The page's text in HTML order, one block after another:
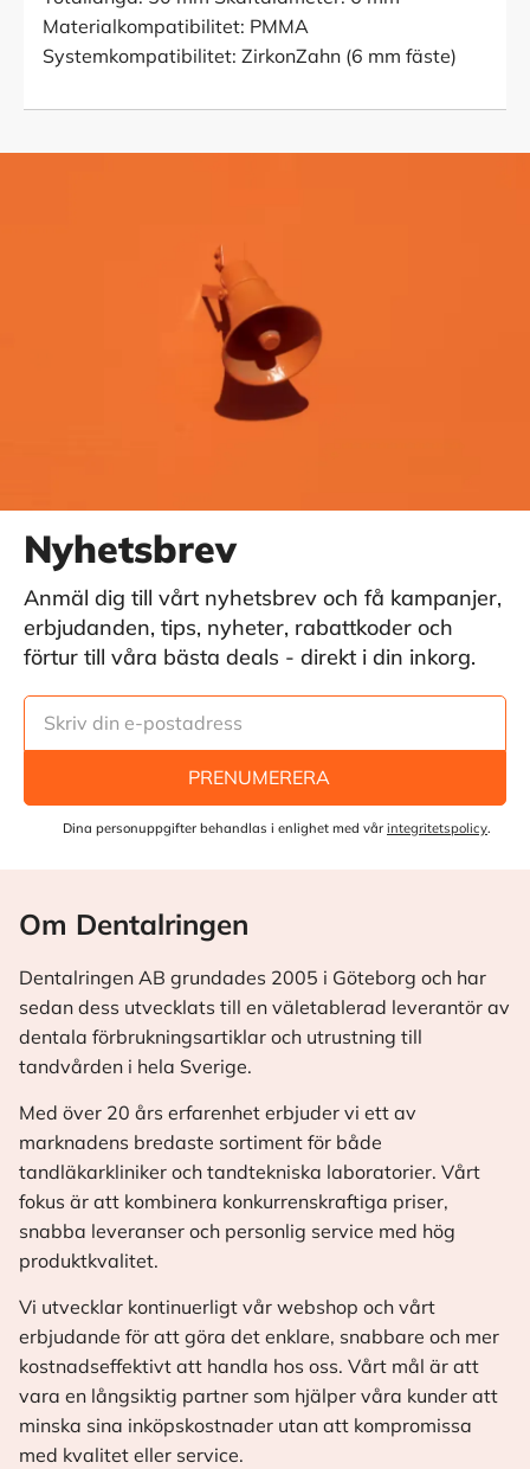
Materialkompatibilitet: PMMA
Systemkompatibilitet: ZirkonZahn (6 mm fäste)
Nyhetsbrev
Anmäl dig till vårt nyhetsbrev och få kampanjer,
erbjudanden, tips, nyheter, rabattkoder och
förtur till våra bästa deals - direkt i din inkorg.
PRENUMERERA
Dina personuppgifter behandlas i enlighet med vår integritetspolicy.
Om Dentalringen
Dentalringen AB grundades 2005 i Göteborg och har
sedan dess utvecklats till en väletablerad leverantör av
dentala förbrukningsartiklar och utrustning till
tandvården i hela Sverige.
Med över 20 års erfarenhet erbjuder vi ett av
marknadens bredaste sortiment för både
tandläkarkliniker och tandtekniska laboratorier. Vårt
fokus är att kombinera konkurrenskraftiga priser,
snabba leveranser och personlig service med hög
produktkvalitet.
Vi utvecklar kontinuerligt vår webshop och vårt
erbjudande för att göra det enklare, snabbare och mer
kostnadseffektivt att handla hos oss. Vårt mål är att
vara en långsiktig partner som hjälper våra kunder att
minska sina inköpskostnader utan att kompromissa
med kvalitet eller service.